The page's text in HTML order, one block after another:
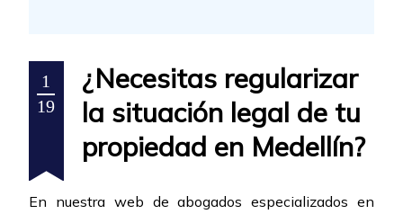
1
19
¿Necesitas regularizar
la situación legal de tu
propiedad en Medellín?
En nuestra web de abogados especializados en